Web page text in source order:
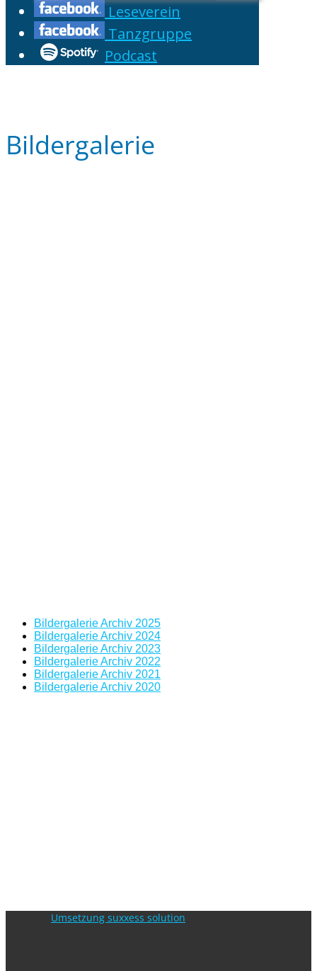
Leseverein
Tanzgruppe
Podcast
Bildergalerie
Bildergalerie Archiv 2025
Bildergalerie Archiv 2024
Bildergalerie Archiv 2023
Bildergalerie Archiv 2022
Bildergalerie Archiv 2021
Bildergalerie Archiv 2020
Umsetzung suxxess solution